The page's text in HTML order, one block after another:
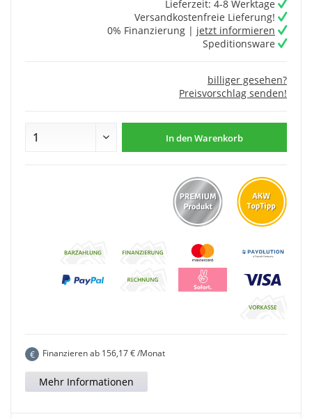
Lieferzeit: 4-8 Werktage
Versandkostenfreie Lieferung!
0% Finanzierung | jetzt informieren
Speditionsware
billiger gesehen?
Preisvorschlag senden!
In denWarenkorb
€ Finanzieren ab 156,17€ /Monat
Mehr Informationen